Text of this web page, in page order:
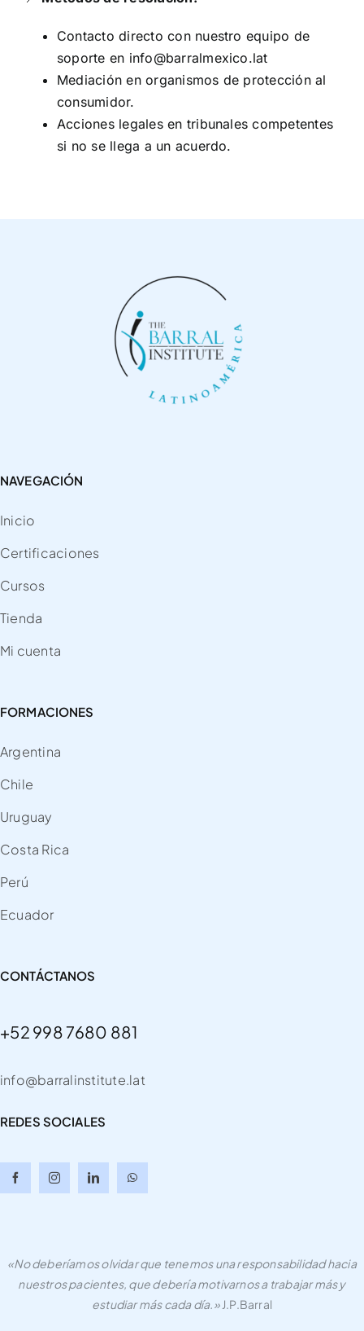
Contacto directo con nuestro equipo de
soporte en info@barralmexico.lat
Mediación en organismos de protección al
consumidor.
Acciones legales en tribunales competentes
si no se llega a un acuerdo.
NAVEGACIÓN
Inicio
Certificaciones
Cursos
Tienda
Mi cuenta
FORMACIONES
Argentina
Chile
Uruguay
Costa Rica
Perú
Ecuador
CONTÁCTANOS
+52 998 7680 881
info@barralinstitute.lat
REDES SOCIALES
«No deberíamos olvidar que tenemos una responsabilidad hacia
nuestros pacientes, que debería motivarnos a trabajar más y
estudiar más cada día.»J.P.Barral